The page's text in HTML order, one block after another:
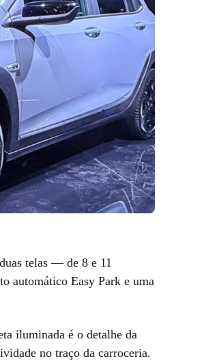
telas — de 8 e 11
automático Easy Park e uma
iluminada é o detalhe da
no traço da carroceria.